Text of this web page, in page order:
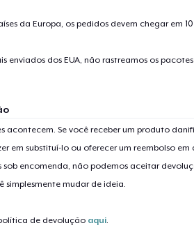
da Europa, os pedidos devem chegar em
enviados dos EUA, não rastreamos os
acontecem. Se você receber um produto
em substituí-lo ou oferecer um reembolso
sob encomenda, não podemos aceitar
simplesmente mudar de ideia.
de devolução aqui.